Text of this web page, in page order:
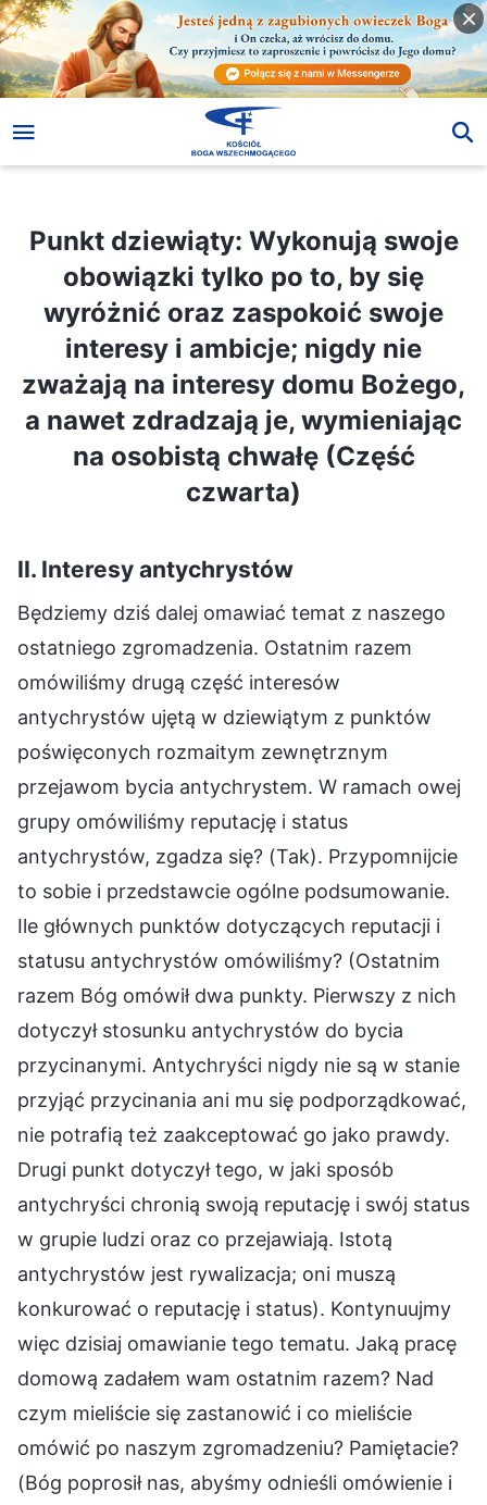
Punkt dziewiąty: Wykonują swoje
obowiązki tylko po to, by się
wyróżnić oraz zaspokoić swoje
interesy i ambicje; nigdy nie
zważają na interesy domu Bożego,
a nawet zdradzają je, wymieniając
na osobistą chwałę (Część
czwarta)
II. Interesy antychrystów
Będziemy dziś dalej omawiać temat z naszego
ostatniego zgromadzenia. Ostatnim razem
omówiliśmy drugą część interesów
antychrystów ujętą w dziewiątym z punktów
poświęconych rozmaitym zewnętrznym
przejawom bycia antychrystem. W ramach owej
grupy omówiliśmy reputację i status
antychrystów, zgadza się? (Tak). Przypomnijcie
to sobie i przedstawcie ogólne podsumowanie.
Ile głównych punktów dotyczących reputacji i
statusu antychrystów omówiliśmy? (Ostatnim
razem Bóg omówił dwa punkty. Pierwszy z nich
dotyczył stosunku antychrystów do bycia
przycinanymi. Antychryści nigdy nie są w stanie
przyjąć przycinania ani mu się podporządkować,
nie potrafią też zaakceptować go jako prawdy.
Drugi punkt dotyczył tego, w jaki sposób
antychryści chronią swoją reputację i swój status
w grupie ludzi oraz co przejawiają. Istotą
antychrystów jest rywalizacja; oni muszą
konkurować o reputację i status). Kontynuujmy
więc dzisiaj omawianie tego tematu. Jaką pracę
domową zadałem wam ostatnim razem? Nad
czym mieliście się zastanowić i co mieliście
omówić po naszym zgromadzeniu? Pamiętacie?
(Bóg poprosił nas, abyśmy odnieśli omówienie i